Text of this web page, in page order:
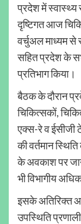
प्रदेश में
दृष्टिगत आज
वर्चुअल माध्यम से
सहित प्रदेश के
प्रतिभाग किया।
बैठक के दौरान
चिकित्सकों,
एक्स-रे व ईसीजी
की वर्तमान
के अवकाश पर
भी विभागीय
इसके अतिरिक्त
उपस्थिति